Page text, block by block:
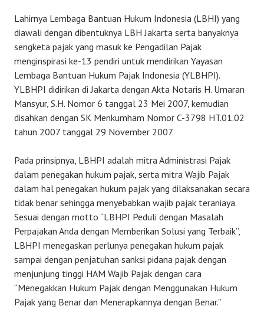
Lahirnya Lembaga Bantuan Hukum Indonesia (LBHI) yang
diawali dengan dibentuknya LBH Jakarta serta banyaknya
sengketa pajak yang masuk ke Pengadilan Pajak
menginspirasi ke-13 pendiri untuk mendirikan Yayasan
Lembaga Bantuan Hukum Pajak Indonesia (YLBHPI).
YLBHPI didirikan di Jakarta dengan Akta Notaris H. Umaran
Mansyur, S.H. Nomor 6 tanggal 23 Mei 2007, kemudian
disahkan dengan SK Menkumham Nomor C-3798 HT.01.02
tahun 2007 tanggal 29 November 2007.
Pada prinsipnya, LBHPI adalah mitra Administrasi Pajak
dalam penegakan hukum pajak, serta mitra Wajib Pajak
dalam hal penegakan hukum pajak yang dilaksanakan secara
tidak benar sehingga menyebabkan wajib pajak teraniaya.
Sesuai dengan motto “LBHPI Peduli dengan Masalah
Perpajakan Anda dengan Memberikan Solusi yang Terbaik”,
LBHPI menegaskan perlunya penegakan hukum pajak
sampai dengan penjatuhan sanksi pidana pajak dengan
menjunjung tinggi HAM Wajib Pajak dengan cara
“Menegakkan Hukum Pajak dengan Menggunakan Hukum
Pajak yang Benar dan Menerapkannya dengan Benar.”